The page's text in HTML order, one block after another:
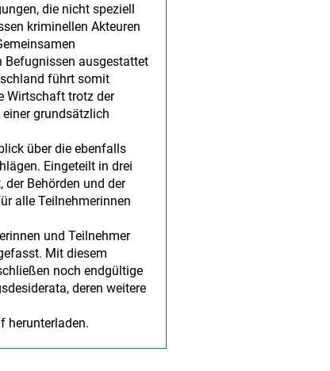
die nicht speziell
kriminellen Akteuren
Befugnissen ausgestattet
führt somit
Wirtschaft trotz der
grundsätzlich
über die ebenfalls
Eingeteilt in drei
Behörden und der
alle Teilnehmerinnen
und Teilnehmer
Mit diesem
noch endgültige
deren weitere
herunterladen.